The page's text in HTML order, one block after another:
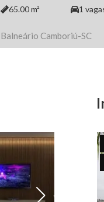
65.00m² 1
Balneário Camboriú-SC